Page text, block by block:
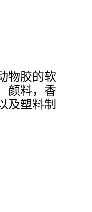
物胶的软
颜料，香
及塑料制